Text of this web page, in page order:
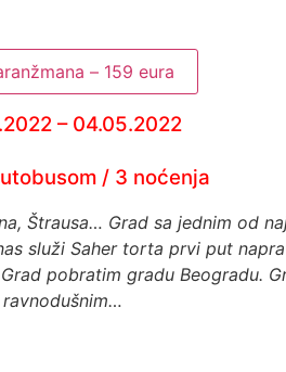
– 159 eura
– 04.05.2022
/ 3 noćenja
Štrausa… Grad sa jednim od
služi Saher torta prvi put
pobratim gradu Beogradu.
ravnodušnim…